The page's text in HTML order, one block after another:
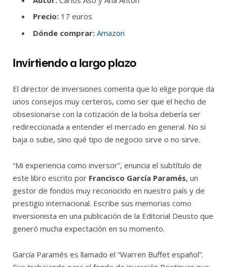
Precio: 17 euros
Dónde comprar: Amazon
Invirtiendo a largo plazo
El director de inversiones comenta que lo elige porque da
unos consejos muy certeros, como ser que el hecho de
obsesionarse con la cotización de la bolsa debería ser
redireccionada a entender el mercado en general. No si
baja o sube, sino qué tipo de negocio sirve o no sirve.
“Mi experiencia como inversor”, enuncia el subtítulo de
este libro escrito por Francisco García Paramés, un
gestor de fondos muy reconocido en nuestro país y de
prestigio internacional. Escribe sus memorias como
inversionista en una publicación de la Editorial Deusto que
generó mucha expectación en su momento.
García Paramés es llamado el “Warren Buffet español”.